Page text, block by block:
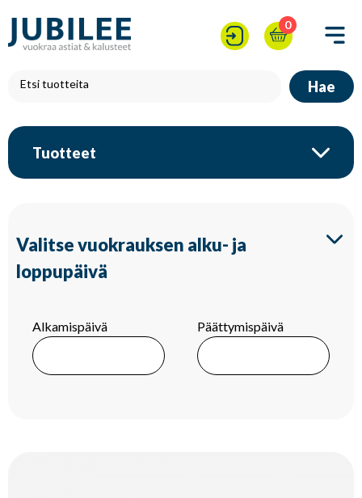
0
Hae
Tuotteet
Valitse vuokrauksen alku- ja
loppupäivä
Alkamispäivä Päättymispäivä